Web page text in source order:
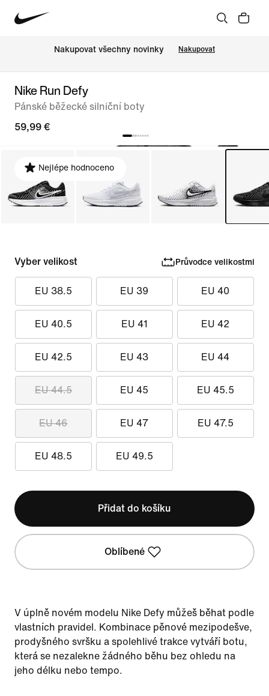
Nakupovat všechny novinky Nakupovat
Nike Run Defy
Pánské běžecké silniční boty
59,99 €
Nejlépe hodnoceno
Vyber velikost Průvodce velikostmi
EU 38.5 EU 39 EU 40
EU 40.5 EU 41 EU 42
EU 42.5 EU 43 EU 44
EU 44.5 EU 45 EU 45.5
EU 46 EU 47 EU 47.5
EU 48.5 EU 49.5
Přidat do košíku
Oblíbené
V úplně novém modelu Nike Defy můžeš běhat podle
vlastních pravidel. Kombinace pěnové mezipodešve,
prodyšného svršku a spolehlivé trakce vytváří botu,
která se nezalekne žádného běhu bez ohledu na
jeho délku nebo tempo.